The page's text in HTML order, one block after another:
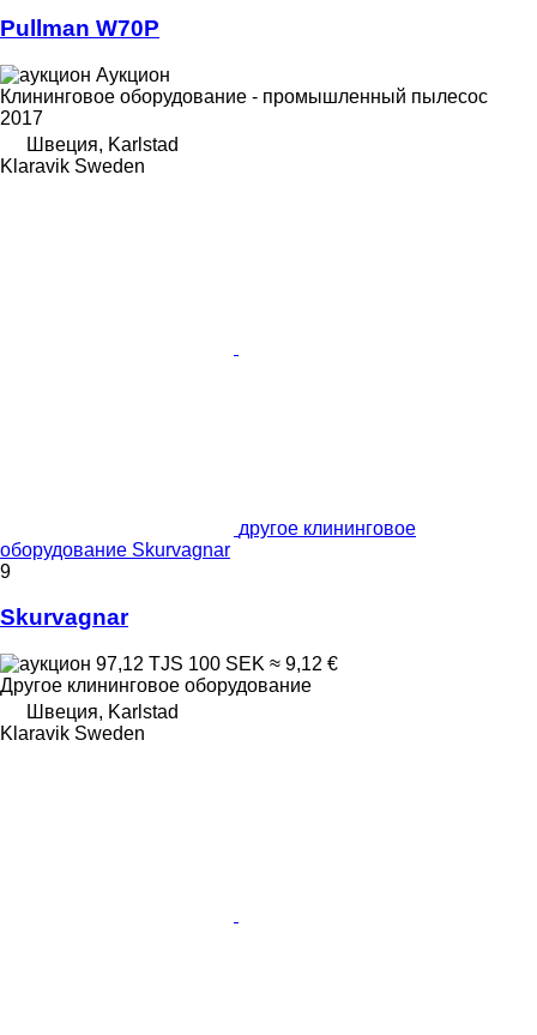
Pullman W70P
Аукцион
Клининговое оборудование - промышленный пылесос
2017
Швеция, Karlstad
Klaravik Sweden
другое клининговое
оборудование Skurvagnar
9
Skurvagnar
97,12 TJS 100 SEK ≈ 9,12 €
Другое клининговое оборудование
Швеция, Karlstad
Klaravik Sweden